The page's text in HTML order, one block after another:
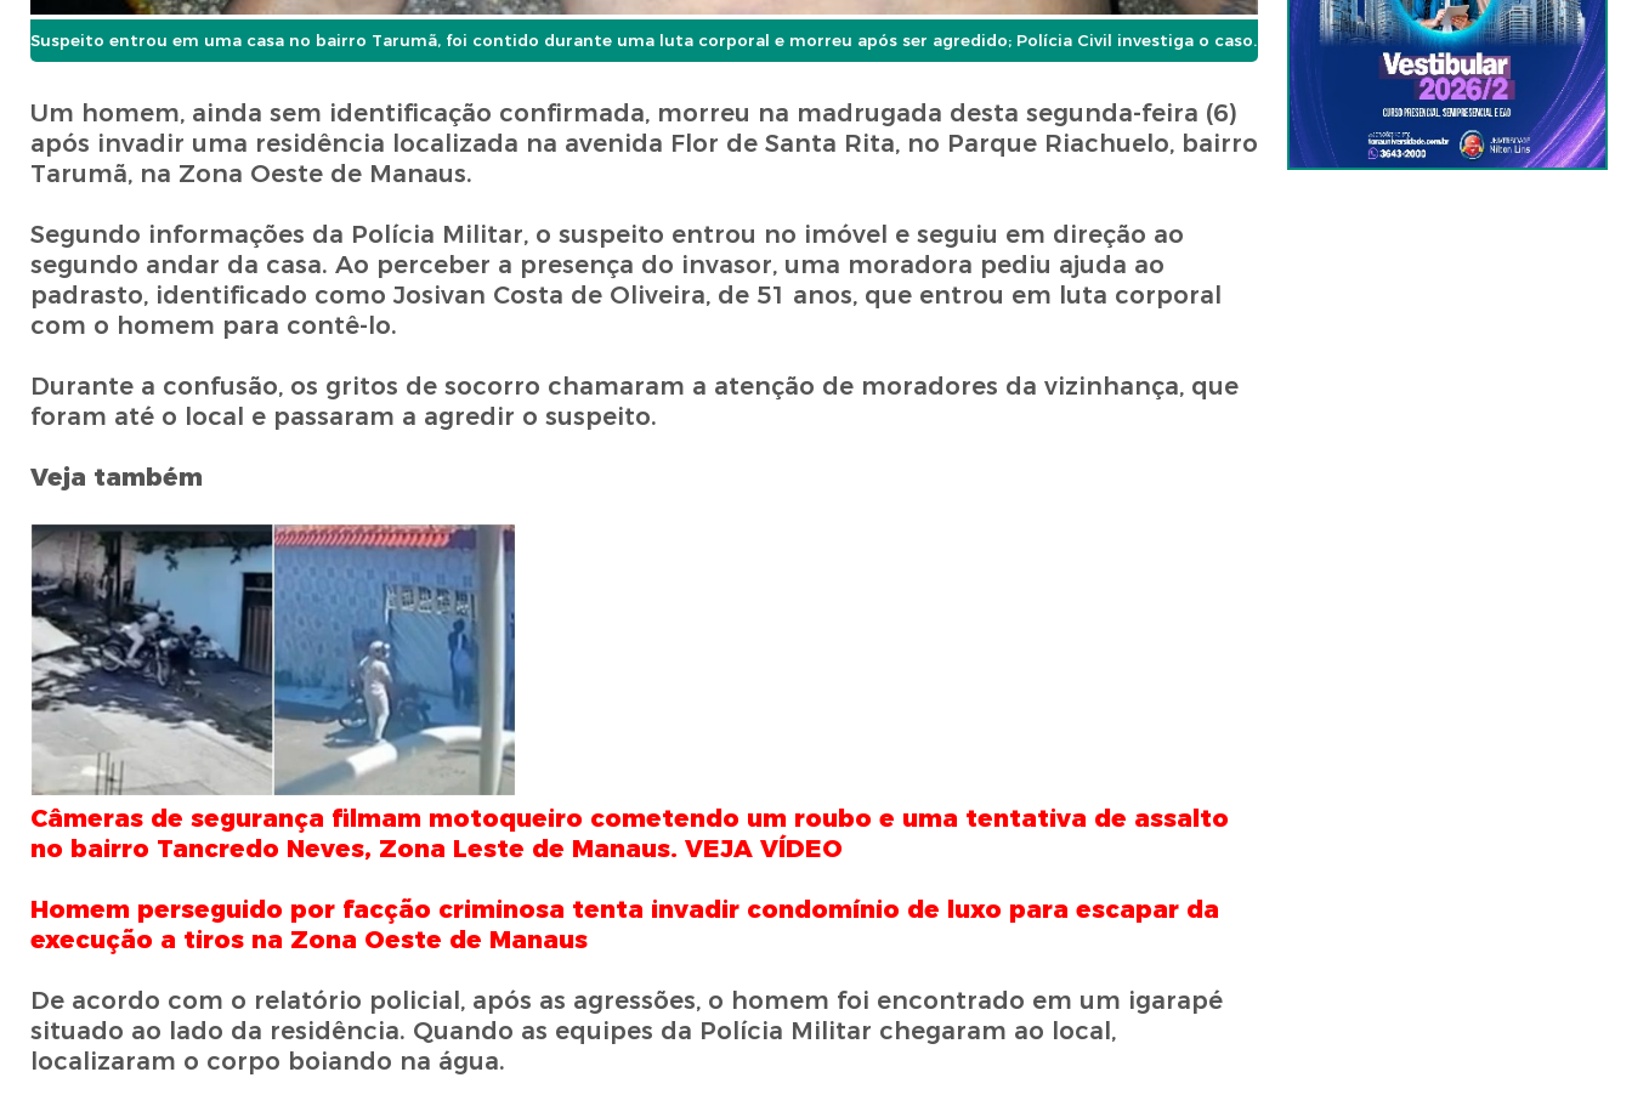
Suspeito entrou em uma casa no bairro Tarumã, foi contido durante uma luta corporal e morreu após ser agredido; Polícia Civil investiga o caso.
Um homem, ainda sem identificação confirmada, morreu na madrugada desta segunda-feira (6)
após invadir uma residência localizada na avenida Flor de Santa Rita, no Parque Riachuelo, bairro
Tarumã, na Zona Oeste de Manaus.
Segundo informações da Polícia Militar, o suspeito entrou no imóvel e seguiu em direção ao
segundo andar da casa. Ao perceber a presença do invasor, uma moradora pediu ajuda ao
padrasto, identificado como Josivan Costa de Oliveira, de 51 anos, que entrou em luta corporal
com o homem para contê-lo.
Durante a confusão, os gritos de socorro chamaram a atenção de moradores da vizinhança, que
foram até o local e passaram a agredir o suspeito.
Veja também
Câmeras de segurança filmam motoqueiro cometendo um roubo e uma tentativa de assalto
no bairro Tancredo Neves, Zona Leste de Manaus. VEJA VÍDEO
Homem perseguido por facção criminosa tenta invadir condomínio de luxo para escapar da
execução a tiros na Zona Oeste de Manaus
De acordo com o relatório policial, após as agressões, o homem foi encontrado em um igarapé
situado ao lado da residência. Quando as equipes da Polícia Militar chegaram ao local,
localizaram o corpo boiando na água.